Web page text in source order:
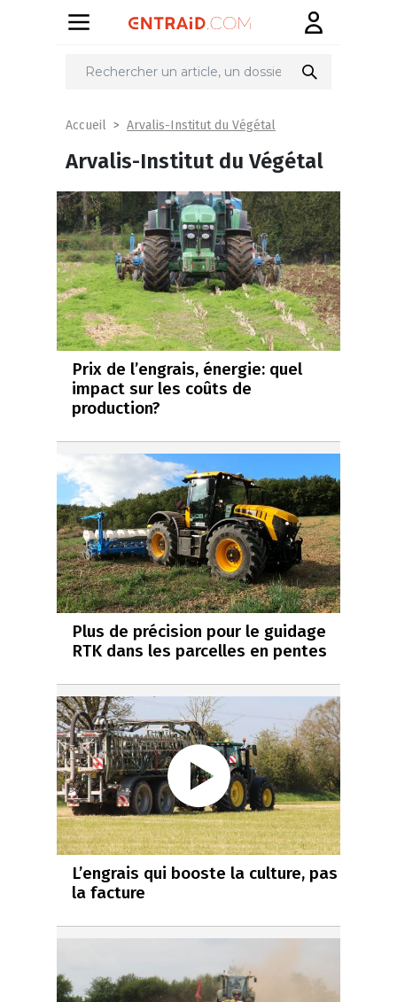
Accueil Arvalis-Institut du Végétal
Arvalis-Institut du Végétal
Prix de l’engrais, énergie: quel
impact sur les coûts de
production?
Plus de précision pour le guidage
RTK dans les parcelles en pentes
L’engrais qui booste la culture, pas
la facture